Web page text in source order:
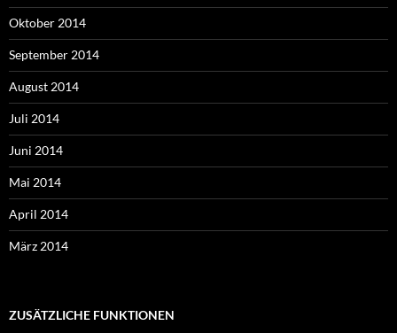
Oktober 2014
September 2014
August 2014
Juli 2014
Juni 2014
Mai 2014
April 2014
März 2014
ZUSÄTZLICHE FUNKTIONEN